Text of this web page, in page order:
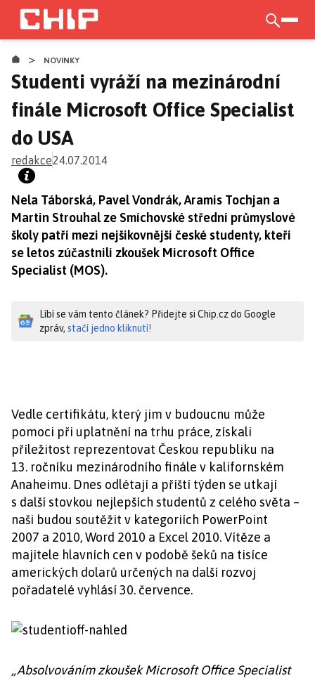
Přejít
hlavnímu
obsahu
> NOVINKY
Studenti vyráží na mezinárodní
finále Microsoft Office Specialist
do USA
redakce24.07.2014
Nela Táborská, Pavel Vondrák, Aramis Tochjan a
Martin Strouhal ze Smíchovské střední průmyslové
školy patří mezi nejšikovnější české studenty, kteří
se letos zúčastnili zkoušek Microsoft Office
Specialist (MOS).
Líbí se vám tento článek? Přidejte si Chip.cz do Google
zpráv, stačí jedno kliknutí!
Vedle certifikátu, který jim v budoucnu může
pomoci při uplatnění na trhu práce, získali
příležitost reprezentovat Českou republiku na
13. ročníku mezinárodního finále v kalifornském
Anaheimu. Dnes odlétají a příští týden se utkají
s další stovkou nejlepších studentů z celého světa –
naši budou soutěžit v kategoriích PowerPoint
2007 a 2010, Word 2010 a Excel 2010. Vítěze a
majitele hlavních cen v podobě šeků na tisíce
amerických dolarů určených na další rozvoj
pořadatelé vyhlásí 30. července.
„Absolvováním zkoušek Microsoft Office Specialist